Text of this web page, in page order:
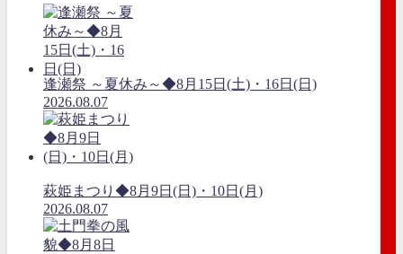
逢瀬祭 ～夏休み～◆8月15日(土)・16日(日)
2026.08.07
萩姫まつり◆8月9日(日)・10日(月)
2026.08.07